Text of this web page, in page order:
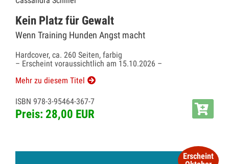
Kein Platz für Gewalt
Wenn Training Hunden Angst macht
Hardcover, ca. 260 Seiten, farbig
– Erscheint voraussichtlich am 15.10.2026 –
Mehr zu diesem Titel
ISBN 978-3-95464-367-7
Preis: 28,00 EUR
Erscheint